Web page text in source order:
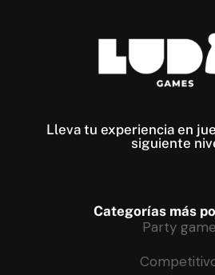
Lleva tu experiencia en
siguiente
Categorías más
Party game